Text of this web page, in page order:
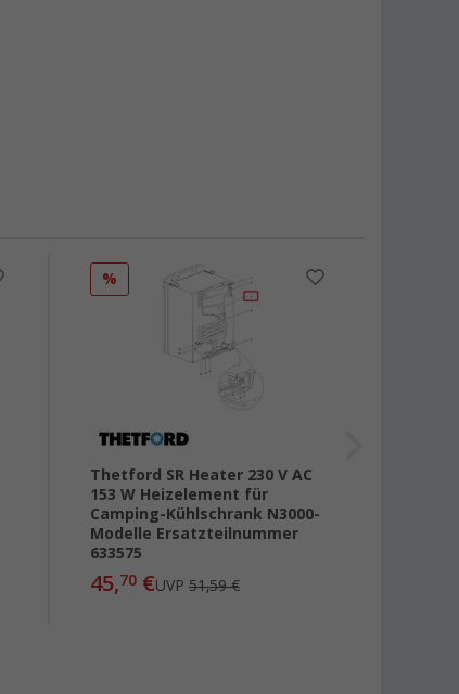
%
Thetford SR Heater 230 V AC
153 W Heizelement für
Camping-Kühlschrank N3000-
Modelle Ersatzteilnummer
633575
45,70€UVP 51,59 €